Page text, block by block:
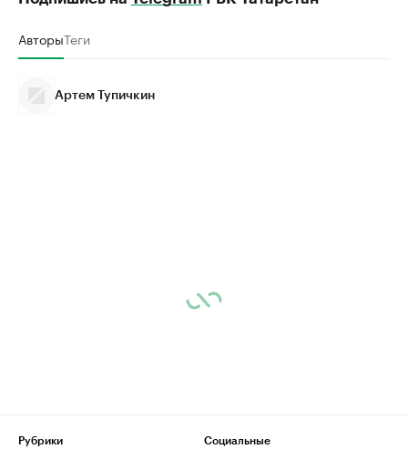
АвторыТеги
Артем Тупичкин
Рубрики
Социальные